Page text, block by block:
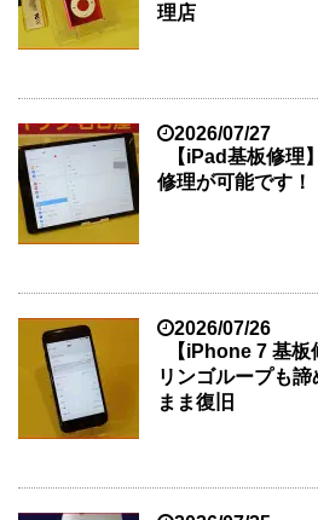
理店
2026/07/27
【iPad基板修理
修理が可能です！
2026/07/26
【iPhone 7 基板
リンゴループも
まま復旧